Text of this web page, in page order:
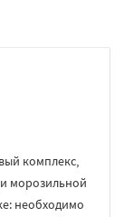
комплекс,
морозильной
необходимо